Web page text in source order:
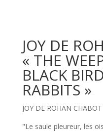
JOY DE
« THE
BLACK
RABBITS »
JOY DE ROHAN CHABOT
"Le saule pleureur, les